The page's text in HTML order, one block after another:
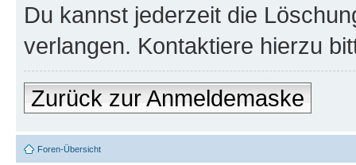
Du kannst jederzeit die
verlangen. Kontaktiere hierzu
Zurück zur Anmeldemaske
Foren-Übersicht